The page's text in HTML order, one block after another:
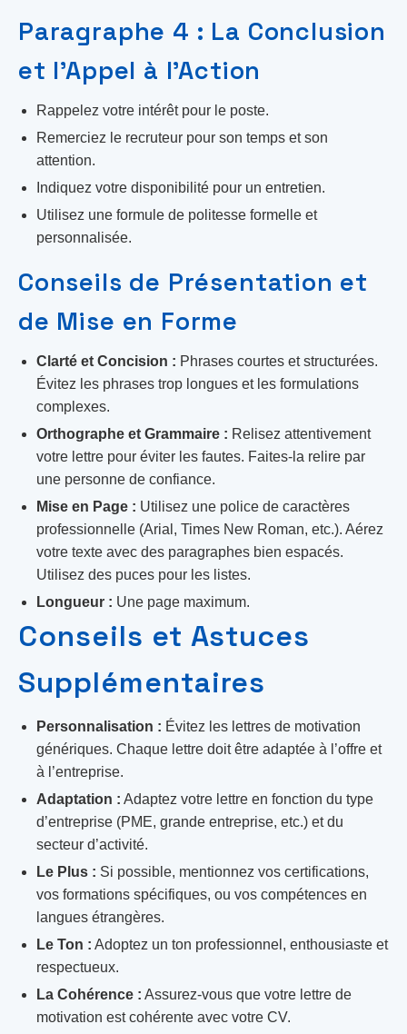
Paragraphe 4 : La Conclusion
et l’Appel à l’Action
Rappelez votre intérêt pour le poste.
Remerciez le recruteur pour son temps et son
attention.
Indiquez votre disponibilité pour un entretien.
Utilisez une formule de politesse formelle et
personnalisée.
Conseils de Présentation et
de Mise en Forme
Clarté et Concision : Phrases courtes et structurées.
Évitez les phrases trop longues et les formulations
complexes.
Orthographe et Grammaire : Relisez attentivement
votre lettre pour éviter les fautes. Faites-la relire par
une personne de confiance.
Mise en Page : Utilisez une police de caractères
professionnelle (Arial, Times New Roman, etc.). Aérez
votre texte avec des paragraphes bien espacés.
Utilisez des puces pour les listes.
Longueur : Une page maximum.
Conseils et Astuces
Supplémentaires
Personnalisation : Évitez les lettres de motivation
génériques. Chaque lettre doit être adaptée à l’offre et
à l’entreprise.
Adaptation : Adaptez votre lettre en fonction du type
d’entreprise (PME, grande entreprise, etc.) et du
secteur d’activité.
Le Plus : Si possible, mentionnez vos certifications,
vos formations spécifiques, ou vos compétences en
langues étrangères.
Le Ton : Adoptez un ton professionnel, enthousiaste et
respectueux.
La Cohérence : Assurez-vous que votre lettre de
motivation est cohérente avec votre CV.